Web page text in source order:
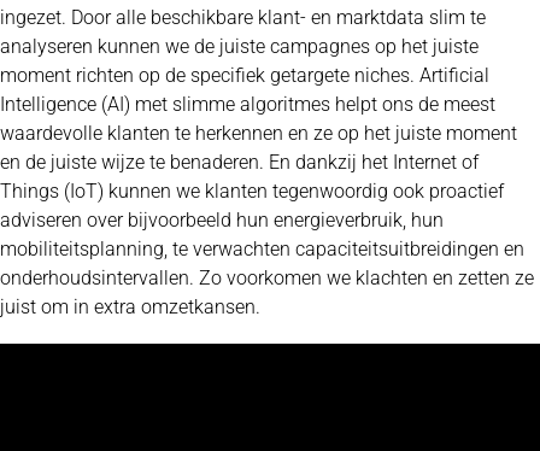
ingezet. Door alle beschikbare klant- en marktdata slim te
analyseren kunnen we de juiste campagnes op het juiste
moment richten op de specifiek getargete niches. Artificial
Intelligence (AI) met slimme algoritmes helpt ons de meest
waardevolle klanten te herkennen en ze op het juiste moment
en de juiste wijze te benaderen. En dankzij het Internet of
Things (IoT) kunnen we klanten tegenwoordig ook proactief
adviseren over bijvoorbeeld hun energieverbruik, hun
mobiliteitsplanning, te verwachten capaciteitsuitbreidingen en
onderhoudsintervallen. Zo voorkomen we klachten en zetten ze
juist om in extra omzetkansen.